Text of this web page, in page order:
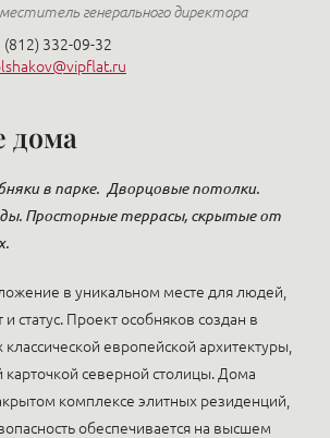
генерального директора
(812) 332-09-32
дома
в парке. Дворцовые потолки.
Просторные террасы, скрытые от
в уникальном месте для людей,
статус. Проект особняков создан в
европейской архитектуры,
карточкой северной столицы. Дома
комплексе элитных резиденций,
обеспечивается на высшем